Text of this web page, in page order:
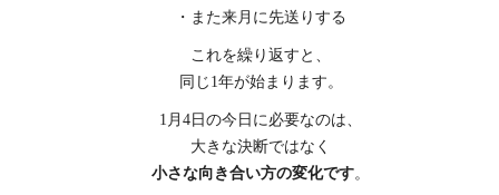
・また来月に先送りする
これを繰り返すと、
同じ1年が始まります。
1月4日の今日に必要なのは、
大きな決断ではなく
小さな向き合い方の変化です。